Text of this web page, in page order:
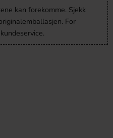
kan forekomme. Sjekk
For